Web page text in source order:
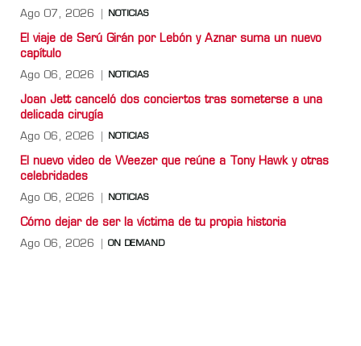
Ago 07, 2026 NOTICIAS
El viaje de Serú Girán por Lebón y Aznar suma un nuevo
capítulo
Ago 06, 2026 NOTICIAS
Joan Jett canceló dos conciertos tras someterse a una
delicada cirugía
Ago 06, 2026 NOTICIAS
El nuevo video de Weezer que reúne a Tony Hawk y otras
celebridades
Ago 06, 2026 NOTICIAS
Cómo dejar de ser la víctima de tu propia historia
Ago 06, 2026 ON DEMAND